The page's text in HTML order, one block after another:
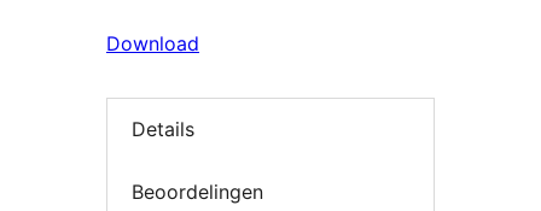
Download
Details
Beoordelingen